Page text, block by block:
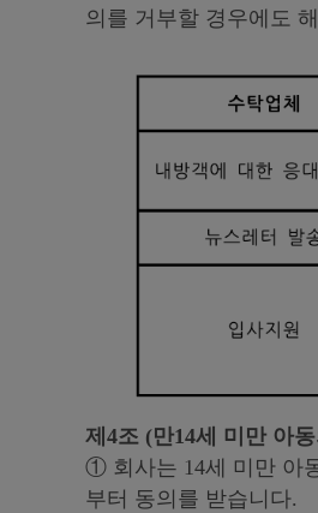
의를 거부할 경우에도
제4조 (만14세 미만 아
① 회사는 14세 미만 아
부터 동의를 받습니다.